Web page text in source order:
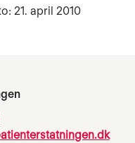
21. april 2010